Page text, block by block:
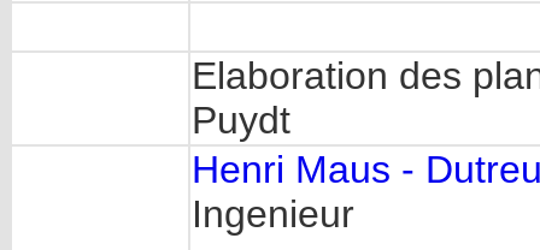
Elaboration des
Puydt
Henri Maus -
Ingenieur